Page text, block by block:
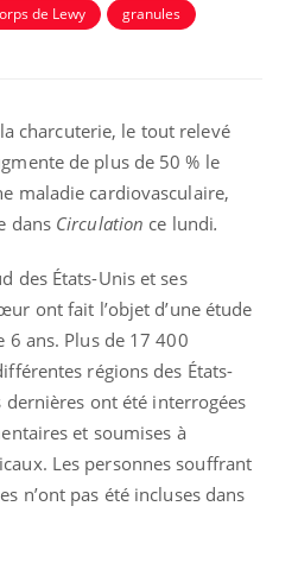
de Lewy
granules
charcuterie, le tout relevé
de plus de 50 % le
maladie cardiovasculaire,
dans Circulation ce lundi.
des États-Unis et ses
ont fait l’objet d’une étude
6 ans. Plus de 17 400
régions des États-
dernières ont été interrogées
et soumises à
Les personnes souffrant
n’ont pas été incluses dans